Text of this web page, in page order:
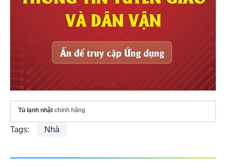
Tủ lạnh nhật chính hãng
Tags: Nhà